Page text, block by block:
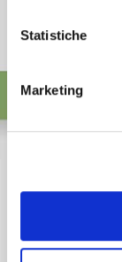
Statistiche
Marketing